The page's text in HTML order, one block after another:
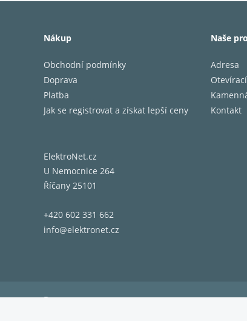
Nákup
Obchodní podmínky
Doprava
Platba
Jak se registrovat a získat lepší ceny
Naše
Adresa
Kontakt
ElektroNet.cz
U Nemocnice 264
Říčany 25101
+420 602 331 662
info@elektronet.cz
Doprava